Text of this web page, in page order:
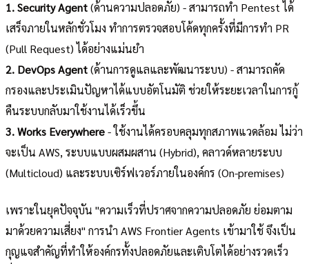
1. Security Agent(ด้านความปลอดภัย) - สามารถทำ Pentest ได้
เสร็จภายในหลักชั่วโมง ทำการตรวจสอบโค้ดทุกครั้งที่มีการทำ PR
(Pull Request) ได้อย่างแม่นยำ
2. DevOps Agent(ด้านการดูแลและพัฒนาระบบ) - สามารถคัด
กรองและประเมินปัญหาได้แบบอัตโนมัติ ช่วยให้ระยะเวลาในการกู้
คืนระบบกลับมาใช้งานได้เร็วขึ้น
3. Works Everywhere- ใช้งานได้ครอบคลุมทุกสภาพแวดล้อม ไม่ว่า
จะเป็น AWS, ระบบแบบผสมผสาน (Hybrid), คลาวด์หลายระบบ
(Multicloud) และระบบเซิร์ฟเวอร์ภายในองค์กร (On-premises)
เพราะในยุคปัจจุบัน "ความเร็วที่ปราศจากความปลอดภัย ย่อมตาม
มาด้วยความเสี่ยง" การนำ AWS Frontier Agents เข้ามาใช้ จึงเป็น
กุญแจสำคัญที่ทำให้องค์กรทั้งปลอดภัยและเติบโตได้อย่างรวดเร็ว